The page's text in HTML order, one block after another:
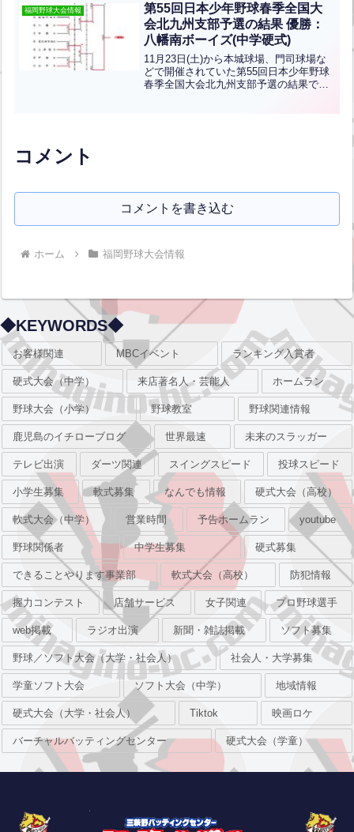
福岡野球大会情報
第55回日本少年野球春季全国大
会北九州支部予選の結果 優勝：
八幡南ボーイズ(中学硬式)
11月23日(土)から本城球場、門司球場な
どで開催されていた第55回日本少年野球
春季全国大会北九州支部予選の結果で
コメント
コメントを書き込む
ホーム 福岡野球大会情報
◆KEYWORDS◆
お客様関連 MBCイベント ランキング入賞者
硬式大会（中学） 来店著名人・芸能人 ホームラン
野球大会（小学） 野球教室 野球関連情報
鹿児島のイチローブログ 世界最速 未来のスラッガー
テレビ出演 ダーツ関連 スイングスピード 投球スピード
小学生募集 軟式募集 なんでも情報 硬式大会（高校）
軟式大会（中学） 営業時間 予告ホームラン youtube
野球関係者 中学生募集 硬式募集
できることやります事業部 軟式大会（高校） 防犯情報
握力コンテスト 店舗サービス 女子関連 プロ野球選手
web掲載 ラジオ出演 新聞・雑誌掲載 ソフト募集
野球／ソフト大会（大学・社会人） 社会人・大学募集
学童ソフト大会 ソフト大会（中学） 地域情報
硬式大会（大学・社会人） Tiktok 映画ロケ
バーチャルバッティングセンター 硬式大会（学童）